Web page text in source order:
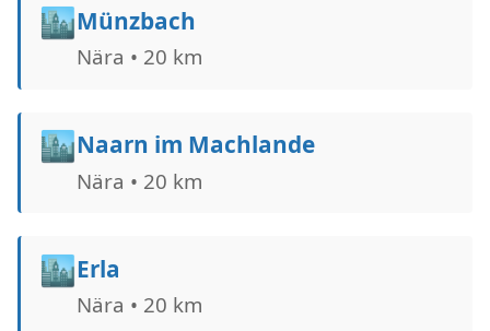
🏙️Münzbach
Nära • 20 km
🏙️Naarn im Machlande
Nära • 20 km
🏙️Erla
Nära • 20 km